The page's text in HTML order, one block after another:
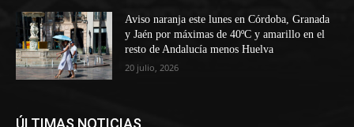
Aviso naranja este lunes en Córdoba, Granada
y Jaén por máximas de 40ºC y amarillo en el
resto de Andalucía menos Huelva
20 julio, 2026
ÚLTIMAS NOTICIAS